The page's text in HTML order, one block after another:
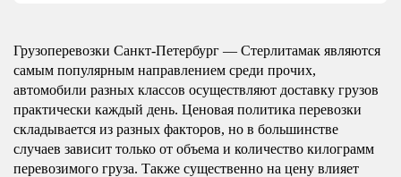
Грузоперевозки Санкт-Петербург — Стерлитамак являются
самым популярным направлением среди прочих,
автомобили разных классов осуществляют доставку грузов
практически каждый день. Ценовая политика перевозки
складывается из разных факторов, но в большинстве
случаев зависит только от объема и количество килограмм
перевозимого груза. Также существенно на цену влияет